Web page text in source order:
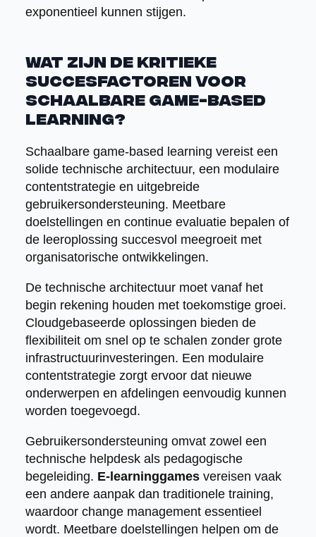
exponentieel kunnen stijgen.
Wat zijn de kritieke
succesfactoren voor
schaalbare game-based
learning?
Schaalbare game-based learning vereist een
solide technische architectuur, een modulaire
contentstrategie en uitgebreide
gebruikersondersteuning. Meetbare
doelstellingen en continue evaluatie bepalen of
de leeroplossing succesvol meegroeit met
organisatorische ontwikkelingen.
De technische architectuur moet vanaf het
begin rekening houden met toekomstige groei.
Cloudgebaseerde oplossingen bieden de
flexibiliteit om snel op te schalen zonder grote
infrastructuurinvesteringen. Een modulaire
contentstrategie zorgt ervoor dat nieuwe
onderwerpen en afdelingen eenvoudig kunnen
worden toegevoegd.
Gebruikersondersteuning omvat zowel een
technische helpdesk als pedagogische
begeleiding. E-learninggamesvereisen vaak
een andere aanpak dan traditionele training,
waardoor change management essentieel
wordt. Meetbare doelstellingen helpen om de